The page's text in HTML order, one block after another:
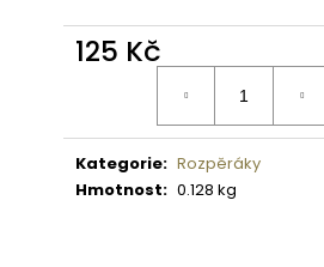
125 Kč
Kategorie: Rozpěráky
Hmotnost: 0.128 kg
MUNICE – PISTOLE KAL. .9 MM